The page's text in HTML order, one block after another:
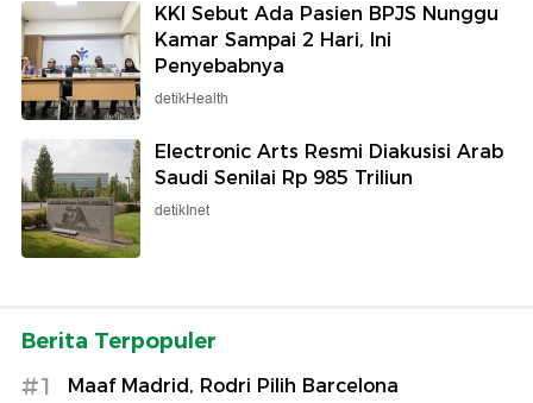
KKI Sebut Ada Pasien BPJS Nunggu
Kamar Sampai 2 Hari, Ini
Penyebabnya
detikHealth
Electronic Arts Resmi Diakusisi Arab
Saudi Senilai Rp 985 Triliun
detikInet
Berita Terpopuler
#1 Maaf Madrid, Rodri Pilih Barcelona